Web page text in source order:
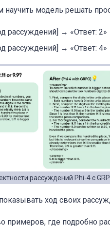
научить модель решать
рассуждений] → «Ответ: 2»
рассуждений] → «Ответ: 4»
рассуждений Phi-4 с
ход своих
примеров, где подробно